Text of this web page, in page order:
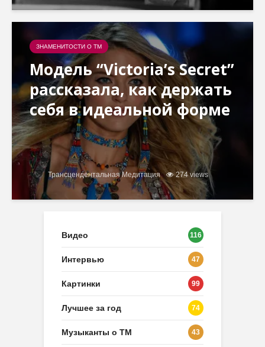
ЗНАМЕНИТОСТИ О ТМ
Модель “Victoria’s Secret”
рассказала, как держать
себя в идеальной форме
Трансцендентальная Медитация 274 views
Видео 116
Интервью 47
Картинки 99
Лучшее за год 74
Музыканты о ТМ 43